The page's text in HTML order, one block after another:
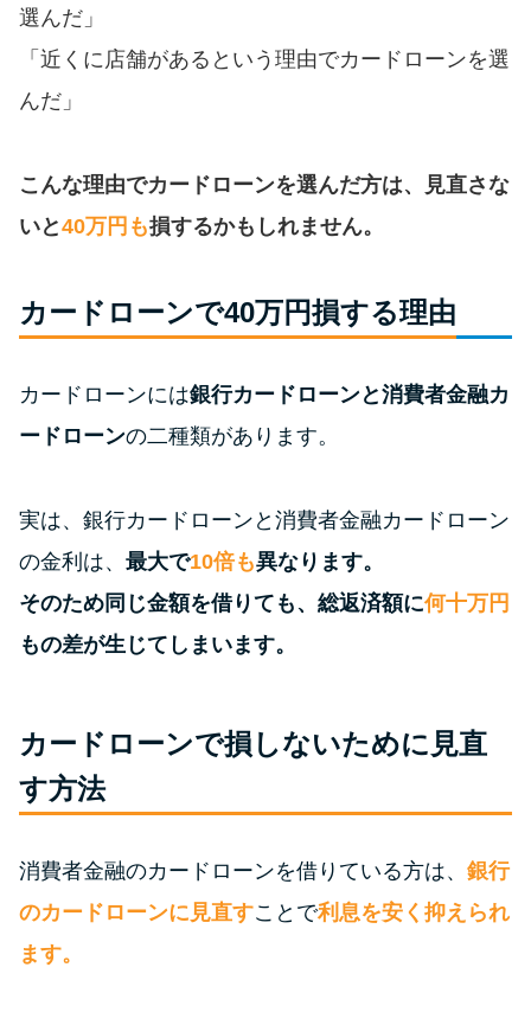
カードローンQ&A
リボ払いをそのまま払いきると
損！
カードローンの見直しで40万円
得した話
最速！最短40分で借りられるカ
ードローン
特集ページ一覧
種類や特徴で探す
銀行カードローンを選ぶべき4つ
無利息期間を利用して利息0円で
その他コラム
選んだ」
「近くに店舗があるという理由でカードローンを選
んだ」
こんな理由でカードローンを選んだ方は、見直さな
いと40万円も損するかもしれません。
カードローンで40万円損する理由
カードローンには銀行カードローンと消費者金融カ
ードローンの二種類があります。
実は、銀行カードローンと消費者金融カードローン
の金利は、 最大で10倍も異なります。
そのため同じ金額を借りても、総返済額に何十万円
もの差が生じてしまいます。
カードローンで損しないために見直
す方法
消費者金融のカードローンを借りている方は、 銀行
のカードローンに見直すことで利息を安く抑えられ
ます。